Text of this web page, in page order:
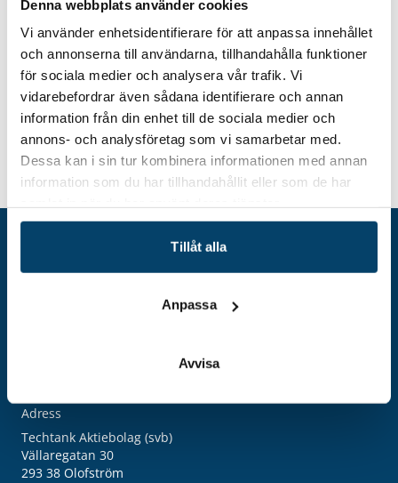
Denna webbplats använder cookies
Vi använder enhetsidentifierare för att anpassa innehållet
och annonserna till användarna, tillhandahålla funktioner
för sociala medier och analysera vår trafik. Vi
vidarebefordrar även sådana identifierare och annan
information från din enhet till de sociala medier och
annons- och analysföretag som vi samarbetar med.
Dessa kan i sin tur kombinera informationen med annan
information som du har tillhandahållit eller som de har
Tillåt alla
Anpassa
Avvisa
Hitta hit
Hem
Nätverksträff: Hållbarhetsansvariga på
stora företag
Adress
Techtank Aktiebolag (svb)
Vällaregatan 30
293 38 Olofström